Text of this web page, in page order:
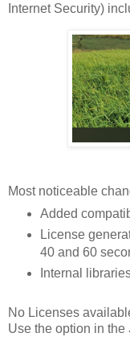
Internet Security)
Most noticeable
Added
License
40 and 60
Internal
No Licenses
Use the option in the